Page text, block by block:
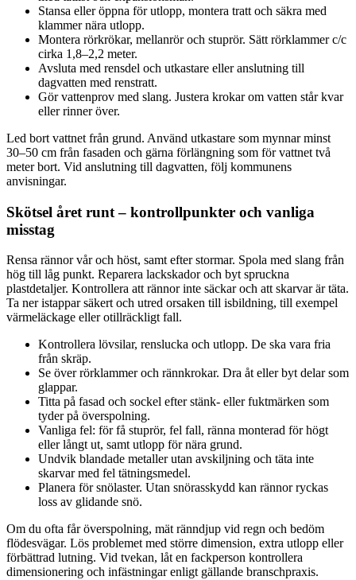
Stansa eller öppna för utlopp, montera tratt och säkra med
klammer nära utlopp.
Montera rörkrökar, mellanrör och stuprör. Sätt rörklammer c/c
cirka 1,8–2,2 meter.
Avsluta med rensdel och utkastare eller anslutning till
dagvatten med renstratt.
Gör vattenprov med slang. Justera krokar om vatten står kvar
eller rinner över.
Led bort vattnet från grund. Använd utkastare som mynnar minst
30–50 cm från fasaden och gärna förlängning som för vattnet två
meter bort. Vid anslutning till dagvatten, följ kommunens
anvisningar.
Skötsel året runt – kontrollpunkter och vanliga
misstag
Rensa rännor vår och höst, samt efter stormar. Spola med slang från
hög till låg punkt. Reparera lackskador och byt spruckna
plastdetaljer. Kontrollera att rännor inte säckar och att skarvar är täta.
Ta ner istappar säkert och utred orsaken till isbildning, till exempel
värmeläckage eller otillräckligt fall.
Kontrollera lövsilar, renslucka och utlopp. De ska vara fria
från skräp.
Se över rörklammer och rännkrokar. Dra åt eller byt delar som
glappar.
Titta på fasad och sockel efter stänk- eller fuktmärken som
tyder på överspolning.
Vanliga fel: för få stuprör, fel fall, ränna monterad för högt
eller långt ut, samt utlopp för nära grund.
Undvik blandade metaller utan avskiljning och täta inte
skarvar med fel tätningsmedel.
Planera för snölaster. Utan snörasskydd kan rännor ryckas
loss av glidande snö.
Om du ofta får överspolning, mät ränndjup vid regn och bedöm
flödesvägar. Lös problemet med större dimension, extra utlopp eller
förbättrad lutning. Vid tvekan, låt en fackperson kontrollera
dimensionering och infästningar enligt gällande branschpraxis.